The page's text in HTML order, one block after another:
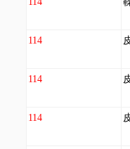
114
114
114